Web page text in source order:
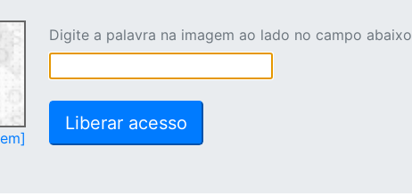
Digite a palavra na imagem ao lado no campo abaixo